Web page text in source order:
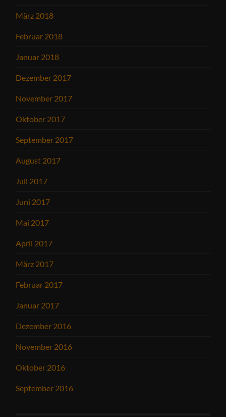
März 2018
Februar 2018
Januar 2018
Dezember 2017
November 2017
Oktober 2017
September 2017
August 2017
Juli 2017
Juni 2017
Mai 2017
April 2017
März 2017
Februar 2017
Januar 2017
Dezember 2016
November 2016
Oktober 2016
September 2016